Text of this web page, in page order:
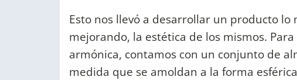
Esto nos llevó a desarrollar un producto
mejorando, la estética de los mismos.
armónica, contamos con un conjunto de
medida que se amoldan a la forma